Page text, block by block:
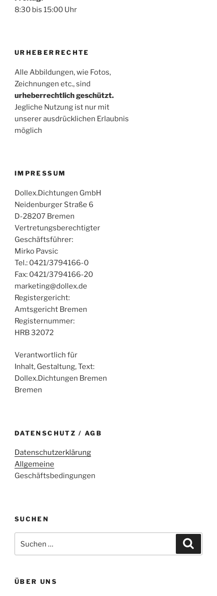
8:30 bis 15:00 Uhr
URHEBERRECHTE
Alle Abbildungen, wie Fotos,
Zeichnungen etc., sind
urheberrechtlich geschützt.
Jegliche Nutzung ist nur mit
unserer ausdrücklichen Erlaubnis
möglich
IMPRESSUM
Dollex.Dichtungen GmbH
Neidenburger Straße 6
D-28207 Bremen
Vertretungsberechtigter
Geschäftsführer:
Mirko Pavsic
Tel.: 0421/3794166-0
Fax: 0421/3794166-20
marketing@dollex.de
Registergericht:
Amtsgericht Bremen
Registernummer:
HRB 32072
Verantwortlich für
Inhalt, Gestaltung, Text:
Dollex.Dichtungen Bremen
Bremen
DATENSCHUTZ / AGB
Datenschutzerklärung
Allgemeine
Geschäftsbedingungen
SUCHEN
nach:
ÜBER UNS